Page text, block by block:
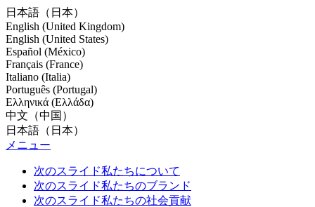
日本語（日本）
English (United Kingdom)
English (United States)
Español (México)
Français (France)
Italiano (Italia)
Português (Portugal)
Ελληνικά (Ελλάδα)
中文（中国）
日本語（日本）
メニュー
次のスライド私たちについて
次のスライド私たちのブランド
次のスライド私たちの社会貢献